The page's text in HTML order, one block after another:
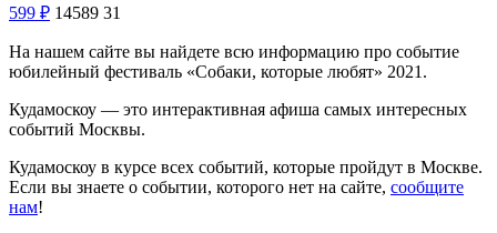
599 ₽ 14589 31
На нашем сайте вы найдете всю информацию про событие
юбилейный фестиваль «Собаки, которые любят» 2021.
Кудамоскоу — это интерактивная афиша самых интересных
событий Москвы.
Кудамоскоу в курсе всех событий, которые пройдут в Москве.
Если вы знаете о событии, которого нет на сайте, сообщите
нам!